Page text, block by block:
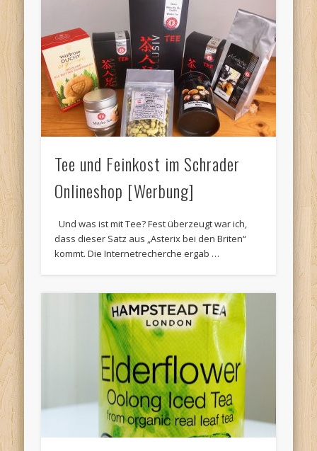
Tee und Feinkost im Schrader
Onlineshop [Werbung]
Und was ist mit Tee? Fest überzeugt war ich,
dass dieser Satz aus „Asterix bei den Briten“
kommt. Die Internetrecherche ergab …